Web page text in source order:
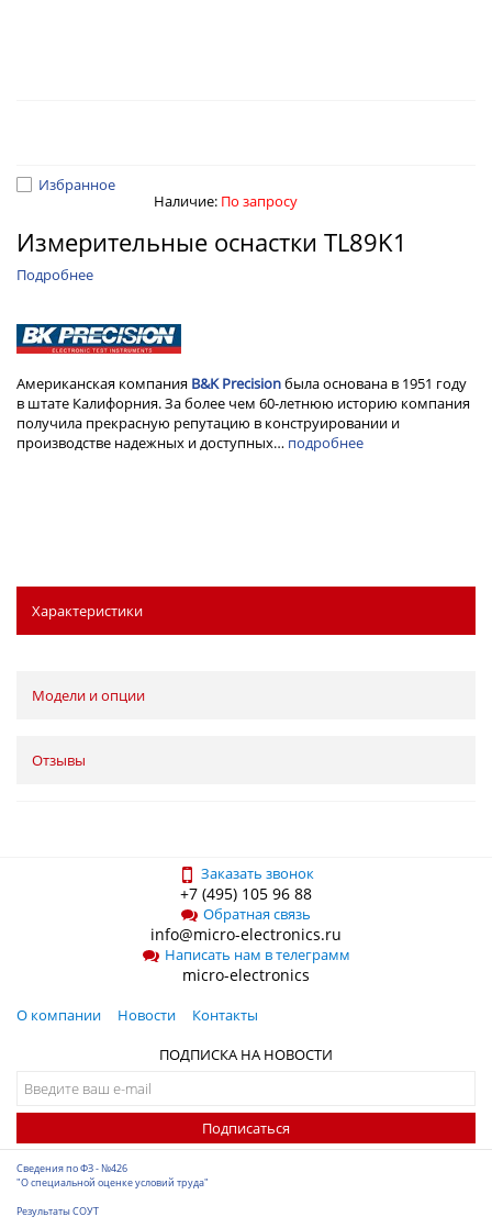
Избранное
Наличие: По запросу
Измерительные оснастки TL89K1
Подробнее
Американская компания B&K Preсisionбыла основана в 1951 году
в штате Калифорния. За более чем 60-летнюю историю компания
получила прекрасную репутацию в конструировании и
производстве надежных и доступных… подробнее
Характеристики
Модели и опции
Отзывы
Заказать звонок
+7 (495) 105 96 88
Обратная связь
info@micro-electronics.ru
Написать нам в телеграмм
micro-electronics
О компании Новости
Контакты
ПОДПИСКА НА НОВОСТИ
Подписаться
Сведения по ФЗ - №426
"О специальной оценке условий труда"
Результаты СОУТ